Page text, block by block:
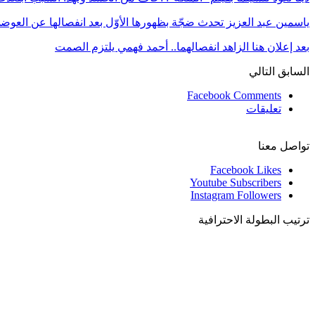
ياسمين عبد العزيز تحدث ضجّة بظهورها الأوّل بعد انفصالها عن
بعد إعلان هنا الزاهد انفصالهما.. أحمد فهمي يلتزم الصمت
السابق التالي
Facebook Comments
تعليقات
تواصل معنا
Facebook Likes
Youtube Subscribers
Instagram Followers
ترتيب البطولة الاحترافية